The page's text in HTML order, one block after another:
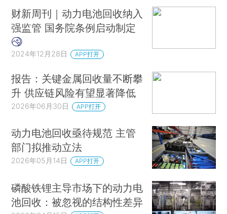
财新周刊｜动力电池回收纳入
强监管 国务院条例启动制定
2024年12月28日 APP打开
报告：关键金属回收量不断攀
升 供应链风险有望显著降低
2026年06月30日 APP打开
动力电池回收亟待规范 主管
部门拟推动立法
2026年05月14日 APP打开
磷酸铁锂主导市场下的动力电
池回收：被忽视的结构性差异